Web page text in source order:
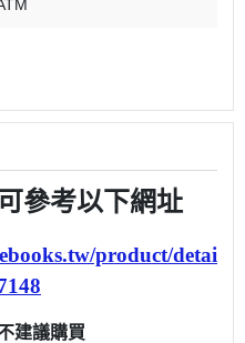
參考以下網址
product/detai
建議購買